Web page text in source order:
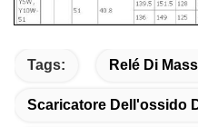
Tags: Relé Di
Scaricatore Dell'ossido